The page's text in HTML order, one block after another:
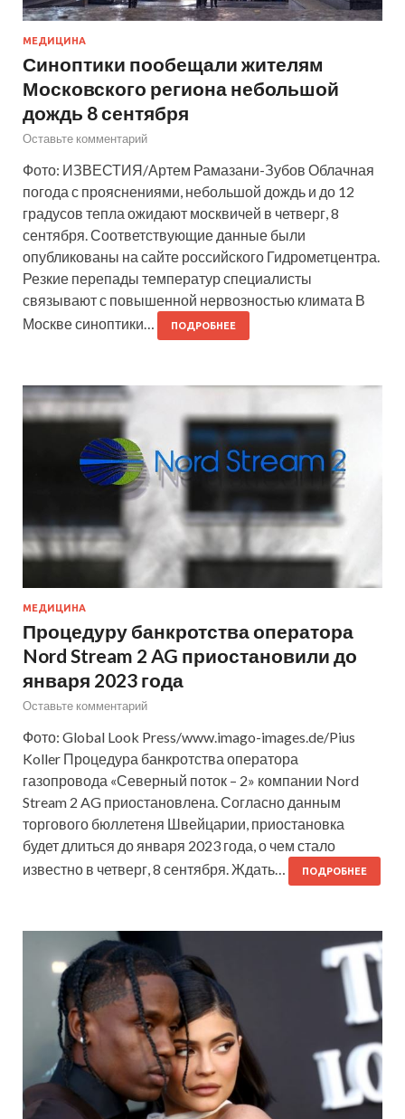
МЕДИЦИНА
Синоптики пообещали жителям
Московского региона небольшой
дождь 8 сентября
Оставьте комментарий
Фото: ИЗВЕСТИЯ/Артем Рамазани-Зубов Облачная
погода с прояснениями, небольшой дождь и до 12
градусов тепла ожидают москвичей в четверг, 8
сентября. Соответствующие данные были
опубликованы на сайте российского Гидрометцентра.
Резкие перепады температур специалисты
связывают с повышенной нервозностью климата В
Москве синоптики…
ПОДРОБНЕЕ
МЕДИЦИНА
Процедуру банкротства оператора
Nord Stream 2 AG приостановили до
января 2023 года
Оставьте комментарий
Фото: Global Look Press/www.imago-images.de/Pius
Koller Процедура банкротства оператора
газопровода «Северный поток – 2» компании Nord
Stream 2 AG приостановлена. Согласно данным
торгового бюллетеня Швейцарии, приостановка
будет длиться до января 2023 года, о чем стало
известно в четверг, 8 сентября. Ждать…
ПОДРОБНЕЕ